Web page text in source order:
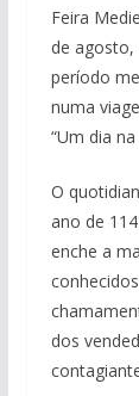
Feira
de agosto,
período
numa
“Um dia
O
ano de
enche a
dos